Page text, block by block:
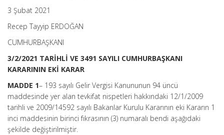
Hakkında
(Karar
3491)
3 Şubat 2021
Recep Tayyip ERDOĞAN
CUMHURBAŞKANI
3/2/2021 TARİHLİ VE 3491 SAYILI CUMHURBAŞKANI
KARARININ EKİ KARAR
MADDE 1– 193 sayılı Gelir Vergisi Kanununun 94 üncü
maddesinde yer alan tevkifat nispetleri hakkındaki 12/1/2009
tarihli ve 2009/14592 sayılı Bakanlar Kurulu Kararının eki Kararın 1
inci maddesinin birinci fıkrasının (3) numaralı bendi aşağıdaki
şekilde değiştirilmiştir.